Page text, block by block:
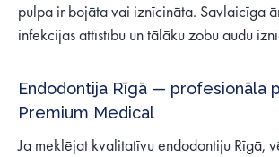
pulpa ir bojāta vai iznīcināta. Savlaicīga
infekcijas attīstību un tālāku zobu audu
Endodontija Rīgā — profesionāla
Premium Medical
Ja meklējat kvalitatīvu endodontiju Rīgā,